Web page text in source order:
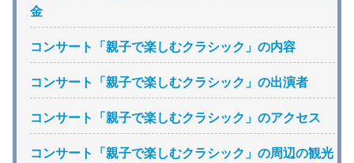
金
コンサート「親子で楽しむクラシック」の内容
コンサート「親子で楽しむクラシック」の出演者
コンサート「親子で楽しむクラシック」のアクセス
コンサート「親子で楽しむクラシック」の周辺の観光